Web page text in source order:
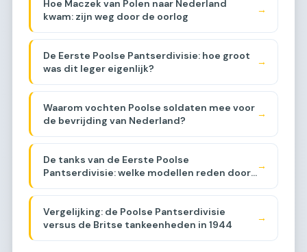
Hoe Maczek van Polen naar Nederland
kwam: zijn weg door de oorlog
→
De Eerste Poolse Pantserdivisie: hoe groot
was dit leger eigenlijk?
→
Waarom vochten Poolse soldaten mee voor
de bevrijding van Nederland?
→
De tanks van de Eerste Poolse
Pantserdivisie: welke modellen reden door
→
Vergelijking: de Poolse Pantserdivisie
versus de Britse tankeenheden in 1944
→